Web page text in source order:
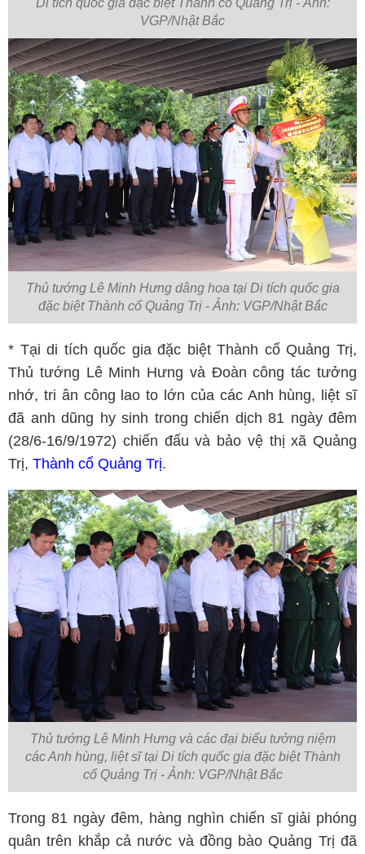
Di tích quốc gia đặc biệt Thành cổ Quảng Trị - Ảnh:
VGP/Nhật Bắc
Thủ tướng Lê Minh Hưng dâng hoa tại Di tích quốc gia
đặc biệt Thành cổ Quảng Trị - Ảnh: VGP/Nhật Bắc
* Tại di tích quốc gia đặc biệt Thành cổ Quảng Trị,
Thủ tướng Lê Minh Hưng và Đoàn công tác tưởng
nhớ, tri ân công lao to lớn của các Anh hùng, liệt sĩ
đã anh dũng hy sinh trong chiến dịch 81 ngày đêm
(28/6-16/9/1972) chiến đấu và bảo vệ thị xã Quảng
Trị, Thành cổ Quảng Trị.
Thủ tướng Lê Minh Hưng và các đại biểu tưởng niệm
các Anh hùng, liệt sĩ tại Di tích quốc gia đặc biệt Thành
cổ Quảng Trị - Ảnh: VGP/Nhật Bắc
Trong 81 ngày đêm, hàng nghìn chiến sĩ giải phóng
quân trên khắp cả nước và đồng bào Quảng Trị đã